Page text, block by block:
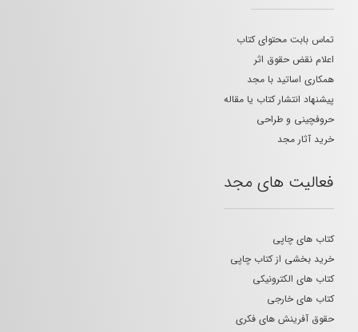
تماس بابت محتوای کتاب
اعلام نقض حقوق اثر
همکاری اساتید با مجد
پیشنهاد انتشار کتاب یا مقاله
حروفچینی و طراحی
خرید آثار مجد
فعالیت های مجد
کتاب های چاپی
خرید بخشی از کتاب چاپی
کتاب های الکترونیکی
کتاب های خارجی
حقوق آفرینش های فکری